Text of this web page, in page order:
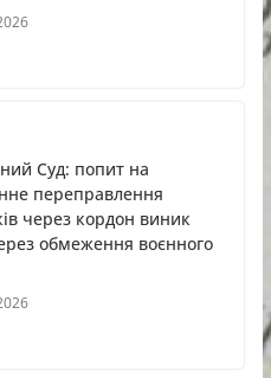
Суд: попит на
переправлення
через кордон виник
обмеження воєнного